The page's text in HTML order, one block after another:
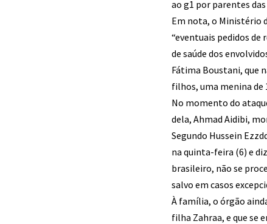
ao g1 por parentes
Em nota, o Ministério
“eventuais pedidos
de saúde dos
Fátima Boustani, que
filhos, uma menina de
No momento do
dela, Ahmad Aidibi,
Segundo Hussein
na quinta-feira (6) e
brasileiro, não se
salvo em casos
À família, o órgão
filha Zahraa, e que se